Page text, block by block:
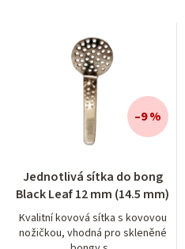
Jednotlivá sítka do bong
Black Leaf 12 mm (14.5 mm)
Kvalitní kovová sítka s kovovou
nožičkou, vhodná pro skleněné
hodnocení
produktu
je
4,0
–9 %